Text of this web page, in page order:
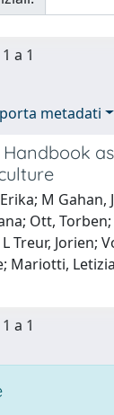
a 1
metadati
Handbook
M Gahan,
Ott,
Treur, Jorien;
Mariotti,
a 1